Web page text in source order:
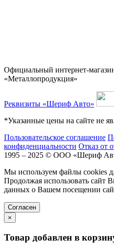
Официальный интернет-
«Металлопродукция»
Реквизиты «Шериф Авто»
*Указанные цены на сайте не
Пользовательское соглашение
конфиденциальности Отказ от
1995 – 2025 © ООО «Шериф
Мы используем файлы cookies
Продолжая использовать сайт
данных о Вашем посещении
Cогласен
×
Товар добавлен в